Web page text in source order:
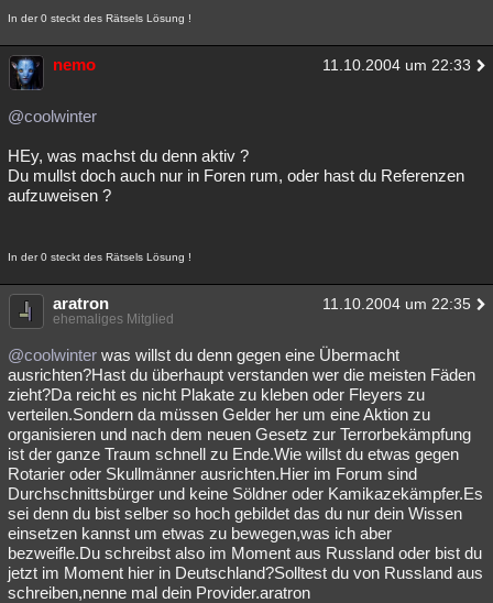
In der 0 steckt des Rätsels Lösung !
nemo 11.10.2004 um 22:33
@coolwinter
HEy, was machst du denn aktiv ?
Du mullst doch auch nur in Foren rum, oder hast du Referenzen
aufzuweisen ?
In der 0 steckt des Rätsels Lösung !
aratron 11.10.2004 um 22:35
ehemaliges Mitglied
@coolwinter was willst du denn gegen eine Übermacht
ausrichten?Hast du überhaupt verstanden wer die meisten Fäden
zieht?Da reicht es nicht Plakate zu kleben oder Fleyers zu
verteilen.Sondern da müssen Gelder her um eine Aktion zu
organisieren und nach dem neuen Gesetz zur Terrorbekämpfung
ist der ganze Traum schnell zu Ende.Wie willst du etwas gegen
Rotarier oder Skullmänner ausrichten.Hier im Forum sind
Durchschnittsbürger und keine Söldner oder Kamikazekämpfer.Es
sei denn du bist selber so hoch gebildet das du nur dein Wissen
einsetzen kannst um etwas zu bewegen,was ich aber
bezweifle.Du schreibst also im Moment aus Russland oder bist du
jetzt im Moment hier in Deutschland?Solltest du von Russland aus
schreiben,nenne mal dein Provider.aratron